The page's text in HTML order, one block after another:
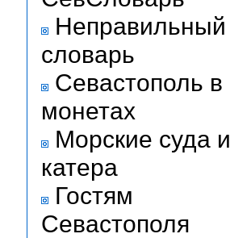
Неправильный
словарь
Севастополь в
монетах
Морские суда и
катера
Гостям
Севастополя